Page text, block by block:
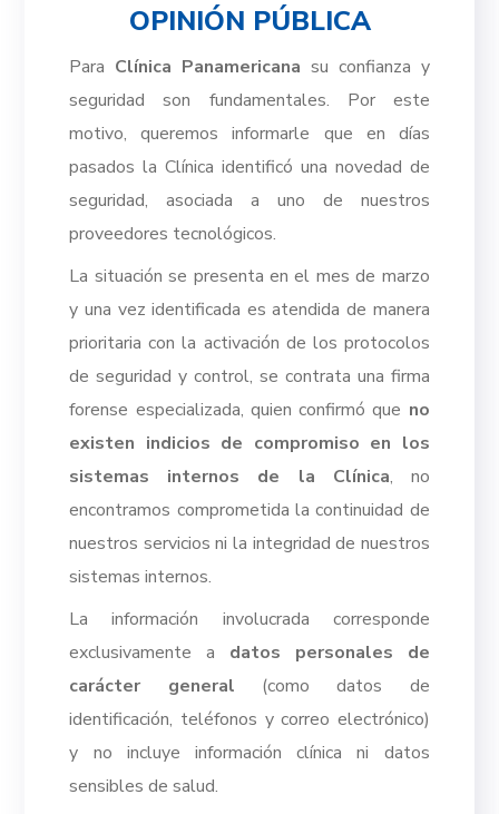
OPINIÓN PÚBLICA
Para Clínica Panamericana su confianza y
seguridad son fundamentales. Por este
motivo, queremos informarle que en días
pasados la Clínica identificó una novedad de
seguridad, asociada a uno de nuestros
proveedores tecnológicos.
La situación se presenta en el mes de marzo
y una vez identificada es atendida de manera
prioritaria con la activación de los protocolos
de seguridad y control, se contrata una firma
forense especializada, quien confirmó que no
existen indicios de compromiso en los
sistemas internos de la Clínica, no
encontramos comprometida la continuidad de
nuestros servicios ni la integridad de nuestros
sistemas internos.
La información involucrada corresponde
exclusivamente a datos personales de
carácter general (como datos de
identificación, teléfonos y correo electrónico)
y no incluye información clínica ni datos
sensibles de salud.